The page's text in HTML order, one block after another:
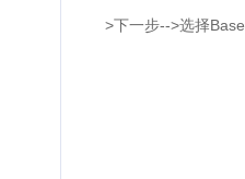
>下一步-->选择